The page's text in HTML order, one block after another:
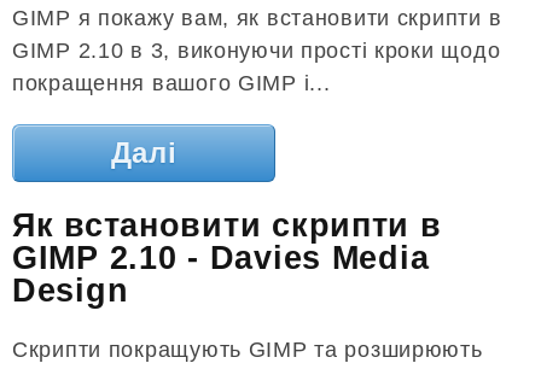
GIMP я покажу вам, як встановити скрипти в
GIMP 2.10 в 3, виконуючи прості кроки щодо
покращення вашого GIMP і...
Далі
Як встановити скрипти в
GIMP 2.10 - Davies Media
Design
Скрипти покращують GIMP та розширюють